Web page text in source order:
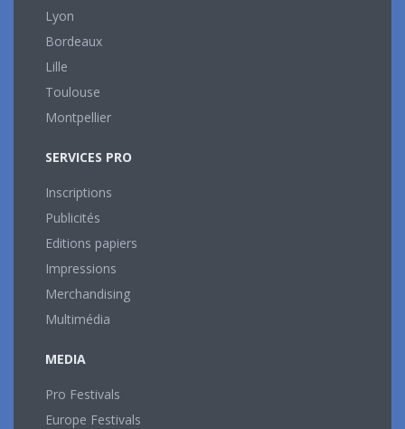
Lyon
Bordeaux
Lille
Toulouse
Montpellier
SERVICES PRO
Inscriptions
Publicités
Editions papiers
Impressions
Merchandising
Multimédia
MEDIA
Pro Festivals
Europe Festivals